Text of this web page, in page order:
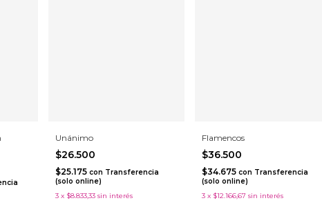
Unánimo
$26.500
$25.175con Transferencia
(solo online)
3 x $8.833,33 sin interés
Flamencos
$36.500
$34.675 con Transferencia
(solo online)
3 x $12.166,67 sin interés